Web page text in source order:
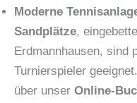
Moderne
Sandplätze,
Erdmannhausen, sind
Turnierspieler
über unser Online-